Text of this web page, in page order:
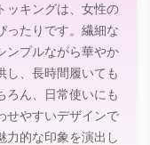
ッキングは、女性の
ったりです。繊細な
ンプルながら華やか
し、長時間履いても
ろん、日常使いにも
せやすいデザインで
力的な印象を演出し